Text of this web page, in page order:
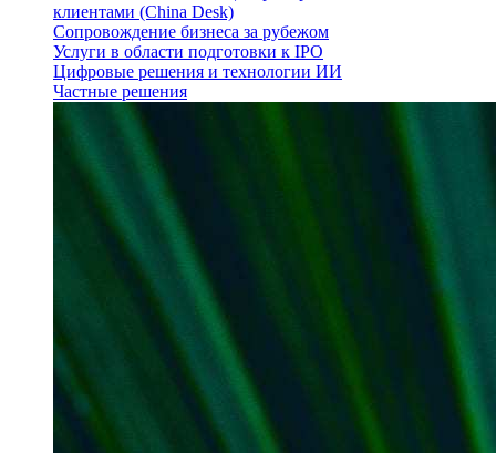
клиентами (China Desk)
Сопровождение бизнеса за рубежом
Услуги в области подготовки к IPO
Цифровые решения и технологии ИИ
Частные решения